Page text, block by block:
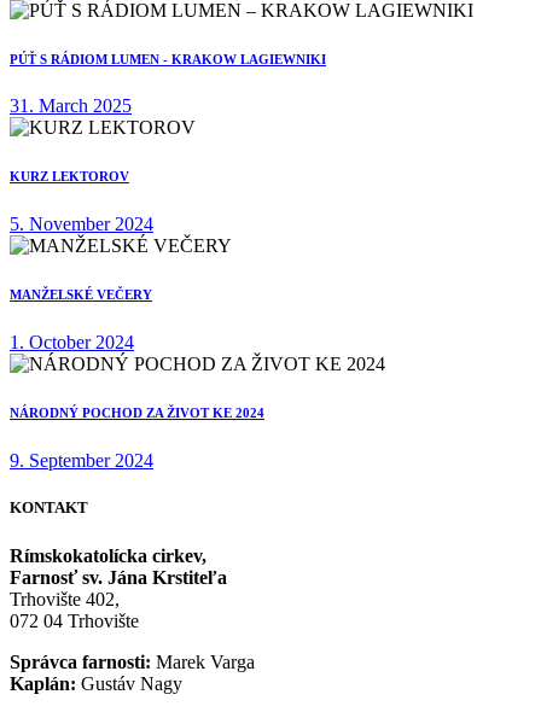
PÚŤ S RÁDIOM LUMEN - KRAKOW LAGIEWNIKI
31. March 2025
KURZ LEKTOROV
5. November 2024
MANŽELSKÉ VEČERY
1. October 2024
NÁRODNÝ POCHOD ZA ŽIVOT KE 2024
9. September 2024
KONTAKT
Rímskokatolícka cirkev,
Farnosť sv. Jána Krstiteľa
Trhovište 402,
072 04 Trhovište
Správca farnosti: Marek Varga
Kaplán: Gustáv Nagy